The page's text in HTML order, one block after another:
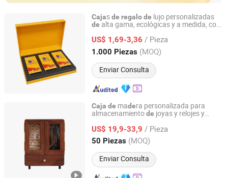
Cajasde regalode lujo personalizadas
de alta gama, ecológicas y a medida, con
US$ 1,69-3,36 / Pieza
1.000 Piezas (MOQ)
Enviar Consulta
Xiamen Tongli Printing Co., Ltd.
Fujian, China Desde 2025
Caja de madera personalizada para
almacenamientode joyas y relojes y
US$ 19,9-33,9 / Pieza
50 Piezas (MOQ)
Enviar Consulta
Zhejiang Shunye Holdings Co., Ltd
Zhejiang, China Desde 2020